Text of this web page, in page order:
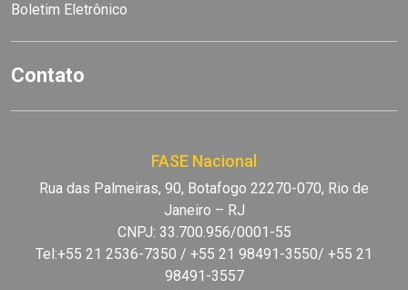
Boletim Eletrônico
Contato
FASE Nacional
Rua das Palmeiras, 90, Botafogo 22270-070, Rio de
Janeiro – RJ
CNPJ: 33.700.956/0001-55
Tel:+55 21 2536-7350 / +55 21 98491-3550/ +55 21
98491-3557